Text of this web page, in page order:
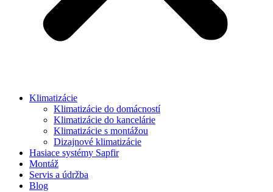
Klimatizácie
Klimatizácie do domácností
Klimatizácie do kancelárie
Klimatizácie s montážou
Dizajnové klimatizácie
Hasiace systémy Sapfir
Montáž
Servis a údržba
Blog